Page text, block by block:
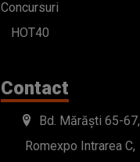
Concursuri
HOT40
Contact
Bd. Mărăști 65-67,
Romexpo Intrarea C,